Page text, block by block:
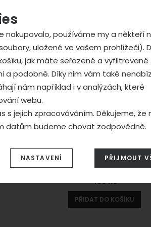
nakupovalo, používáme my a někteří
uložené ve vašem prohlížeči).
jak máte seřazené a vyfiltrované
a podobně. Díky nim vám také
nám například i v analýzách, které
webu.
s jejich zpracováváním. Děkujeme, že
datům budeme chovat zodpovědně.
s kategoriemi cookies
NASTAVENÍ PŘIJMOUT
Dětské tričko z BIO bavlny
REJ
460Kč
PŘIDAT DO KOŠÍKU